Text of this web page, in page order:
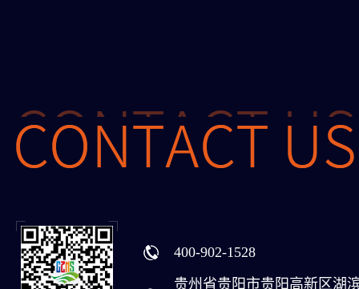
400-902-1528
贵州省贵阳市贵阳高新区湖